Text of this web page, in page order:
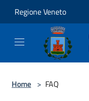
Regione Veneto
Home > FAQ